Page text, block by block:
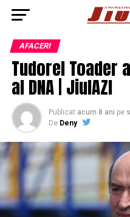
AFACERI
Tudorel Toader
al DNA | JiulAZI
Publicat acum 8 ani pe
De Deny